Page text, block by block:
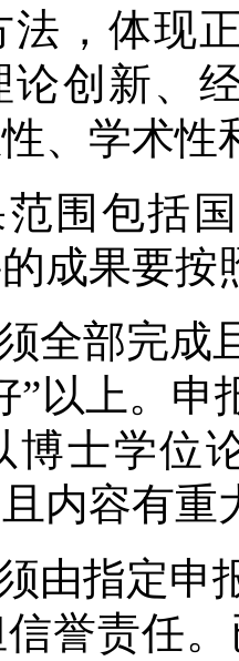
法，体现
论创新、
、学术性
围包括
成果要按
全部完成
”以上。
博士学位
且内容有
由指定申
誉责任